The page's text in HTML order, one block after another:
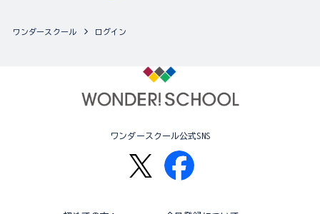
ワンダースクール ログイン
ワンダースクール公式SNS